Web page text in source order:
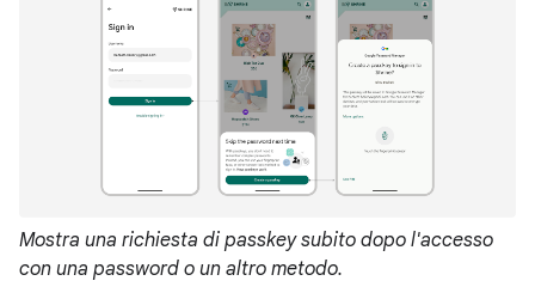
Mostra una richiesta di passkey subito dopo l'accesso
con una password o un altro metodo.